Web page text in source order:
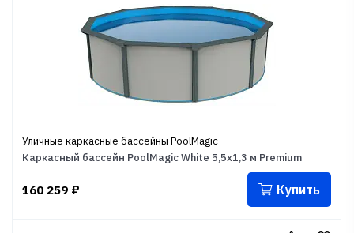
Уличные каркасные бассейны PoolMagic
Каркасный бассейн PoolMagic White 5,5x1,3 м Premium
160 259 ₽ Купить